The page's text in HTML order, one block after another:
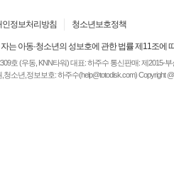
•[저작권] (주)디즈니엔
인정보처리방침 청소년보호정책
는 아동·청소년의 성보호에 관한 법률 제11조에
호 (우동, KNN타워) 대표: 하주수 통신판매: 제2015-
소년,정보보호: 하주수(help@totodisk.com) Copyright